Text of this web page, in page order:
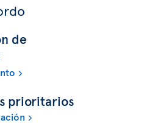
de
prioritarios